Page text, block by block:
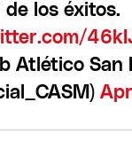
de los éxitos.
Atlético San